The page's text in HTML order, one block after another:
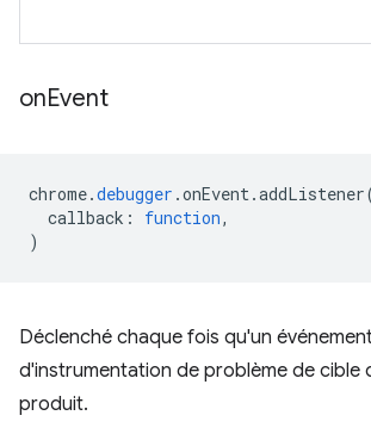
onEvent
chrome.debugger .onEvent.addListener
callback : function,
)
Déclenché chaque fois qu'un
d'instrumentation de problème de cible
produit.